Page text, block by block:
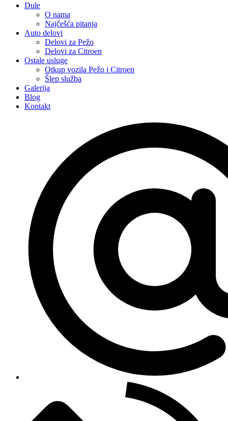
Dule
O nama
Najčešća pitanja
Auto delovi
Delovi za Pežo
Delovi za Citroen
Ostale usluge
Otkup vozila Pežo i Citroen
Šlep služba
Galerija
Blog
Kontakt